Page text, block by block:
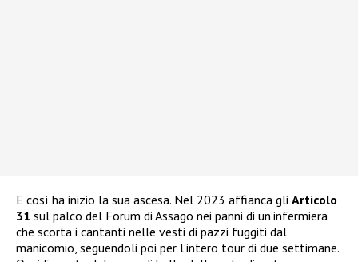
E così ha inizio la sua ascesa. Nel 2023 affianca gli Articolo
31 sul palco del Forum di Assago nei panni di un’infermiera
che scorta i cantanti nelle vesti di pazzi fuggiti dal
manicomio, seguendoli poi per l’intero tour di due settimane.